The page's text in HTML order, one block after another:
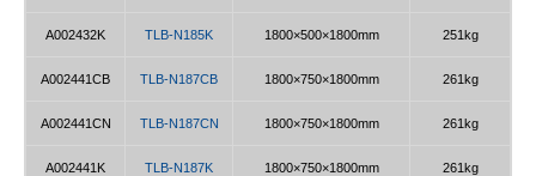
A002432K TLB-N185K 1800×500×1800mm 251kg
A002441CB TLB-N187CB 1800×750×1800mm 261kg
A002441CN TLB-N187CN 1800×750×1800mm 261kg
A002441K TLB-N187K 1800×750×1800mm 261kg